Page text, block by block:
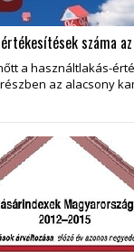
száma
a használtlakás-
az alacsony